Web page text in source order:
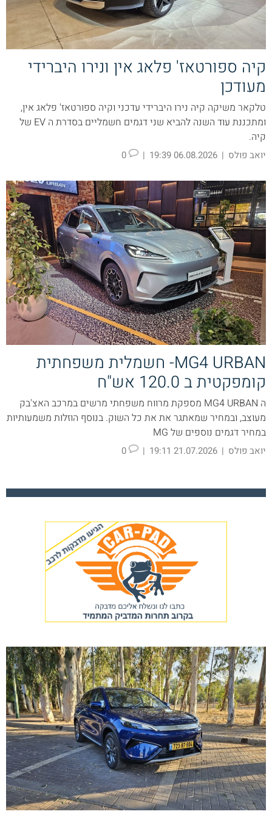
קיה ספורטאז' פלאג אין ונירו היברידי
מעודכן
טלקאר משיקה קיה נירו היברידי עדכני וקיה ספורטאז' פלאג אין,
ומתכננת עוד השנה להביא שני דגמים חשמליים בסדרת ה EV של
קיה.
יואב פולס |
06.08.2026 19:39
|
MG4 URBAN- חשמלית משפחתית
קומפקטית ב 120.0 אש"ח
ה MG4 URBAN מספקת מרווח משפחתי מרשים במרכב האצ'בק
מעוצב, ובמחיר שמאתגר את את כל השוק. בנוסף הוזלות משמעותיות
במחיר דגמים נוספים של MG
יואב פולס |
21.07.2026 19:11
|